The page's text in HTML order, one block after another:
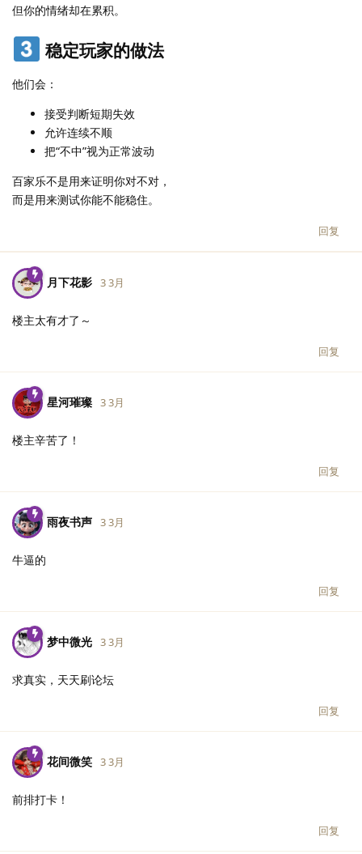
但你的情绪却在累积。
稳定玩家的做法
他们会：
接受判断短期失效
允许连续不顺
把“不中”视为正常波动
百家乐不是用来证明你对不对，
而是用来测试你能不能稳住。
回复
月下花影 3 3月
楼主太有才了～
回复
星河璀璨 3 3月
楼主辛苦了！
回复
雨夜书声 3 3月
牛逼的
回复
梦中微光 3 3月
求真实，天天刷论坛
回复
花间微笑 3 3月
前排打卡！
回复